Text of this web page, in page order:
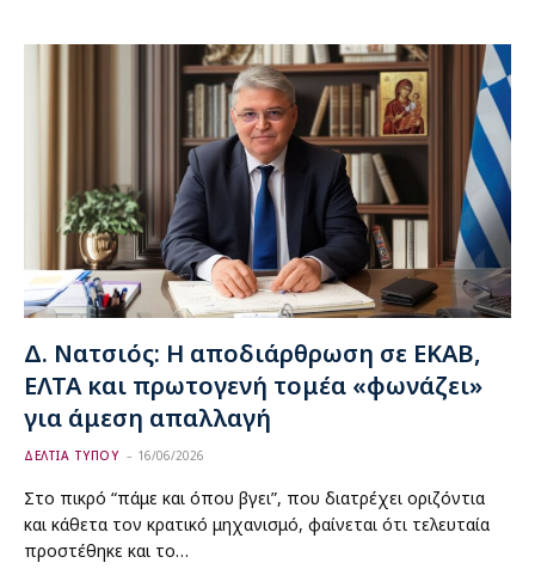
Δ. Νατσιός: Η αποδιάρθρωση σε ΕΚΑΒ,
ΕΛΤΑ και πρωτογενή τομέα «φωνάζει»
για άμεση απαλλαγή
ΔΕΛΤΙΑ ΤΥΠΟΥ 16/06/2026
Στο πικρό “πάμε και όπου βγει”, που διατρέχει οριζόντια
και κάθετα τον κρατικό μηχανισμό, φαίνεται ότι τελευταία
προστέθηκε και το…